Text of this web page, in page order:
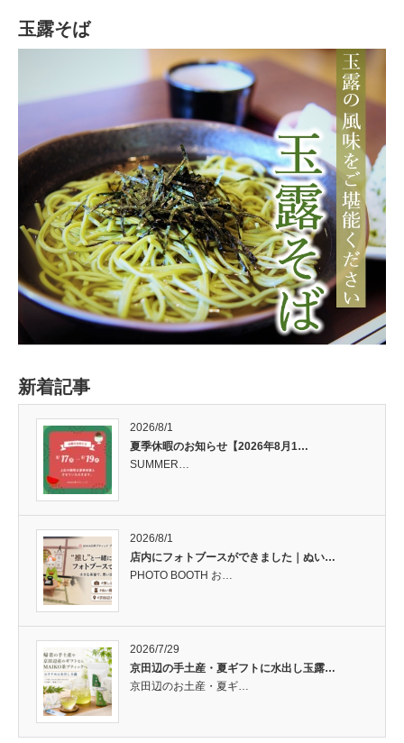
玉露そば
新着記事
2026/8/1
夏季休暇のお知らせ【2026年8月1…
SUMMER…
2026/8/1
店内にフォトブースができました｜ぬい…
PHOTO BOOTH お…
2026/7/29
京田辺の手土産・夏ギフトに水出し玉露…
京田辺のお土産・夏ギ…